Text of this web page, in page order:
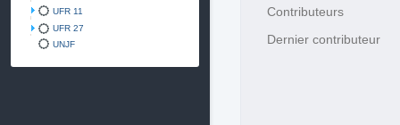
UFR 11
UFR 27
UNJF
Contributeurs
Dernier contributeur